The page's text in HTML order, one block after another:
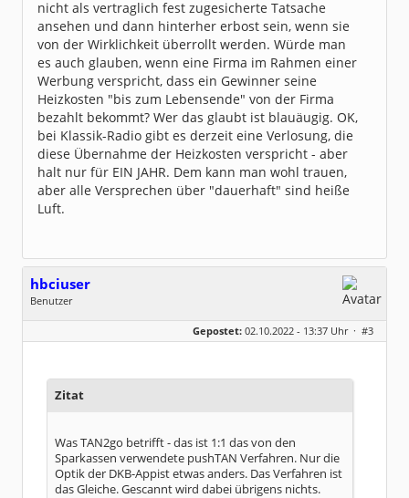
nicht als vertraglich fest zugesicherte Tatsache
ansehen und dann hinterher erbost sein, wenn sie
von der Wirklichkeit überrollt werden. Würde man
es auch glauben, wenn eine Firma im Rahmen einer
Werbung verspricht, dass ein Gewinner seine
Heizkosten "bis zum Lebensende" von der Firma
bezahlt bekommt? Wer das glaubt ist blauäugig. OK,
bei Klassik-Radio gibt es derzeit eine Verlosung, die
diese Übernahme der Heizkosten verspricht - aber
halt nur für EIN JAHR. Dem kann man wohl trauen,
aber alle Versprechen über "dauerhaft" sind heiße
Luft.
hbciuser
Benutzer
Geschlecht:
keine Angabe
Dabei seit:
10 / 2017
Gepostet: 02.10.2022 - 13:37 Uhr · #3
Zitat
Was TAN2go betrifft - das ist 1:1 das von den
Sparkassen verwendete pushTAN Verfahren. Nur die
Optik der DKB-Appist etwas anders. Das Verfahren ist
das Gleiche. Gescannt wird dabei übrigens nichts.